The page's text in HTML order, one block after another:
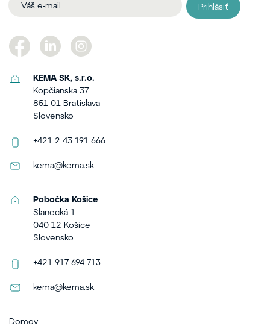
Prihlásiť
KEMA SK, s.r.o.
Kopčianska 37
851 01 Bratislava
Slovensko
+421 2 43 191 666
kema@kema.sk
Pobočka Košice
Slanecká 1
040 12 Košice
Slovensko
+421 917 694 713
kema@kema.sk
Domov